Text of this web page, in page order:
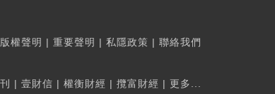
版權聲明 | 重要聲明 | 私隱政策 | 聯絡我們
| 壹財信 | 權衡財經 | 攬富財經 | 更多...